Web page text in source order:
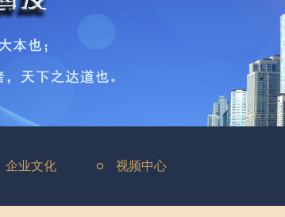
企业文化 视频中心